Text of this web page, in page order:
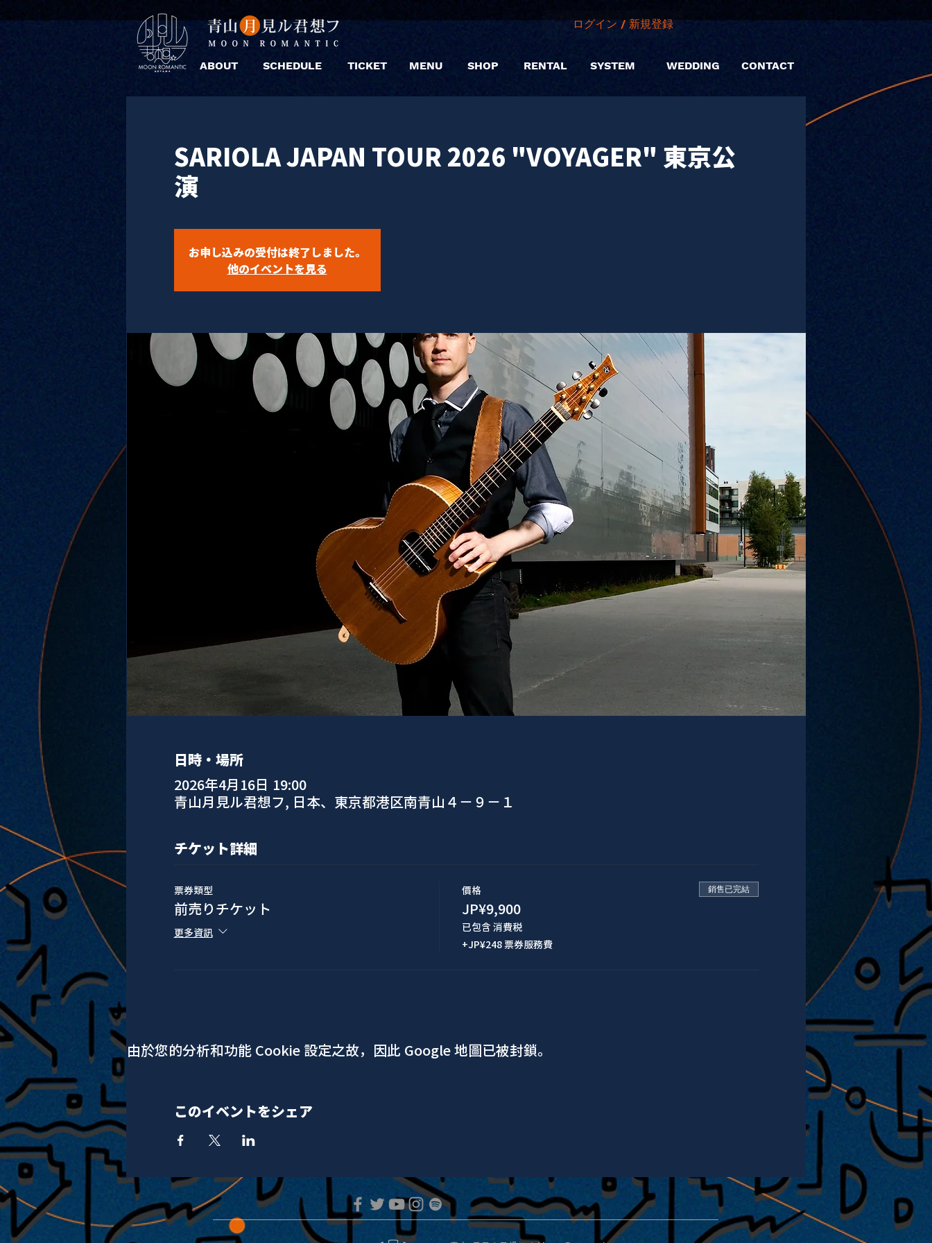
ABOUT SCHEDULE TICKET MENU SHOP
ログイン / 新規登録
RENTAL SYSTEM WEDDING CONTACT
SARIOLA JAPAN TOUR 2026 "VOYAGER" 東京公
演
お申し込みの受付は終了しました。
他のイベントを見る
日時・場所
2026年4月16日 19:00
青山月見ル君想フ, 日本、東京都港区南青山４−９−１
チケット詳細
票券類型
前売りチケット
更多資訊
價格
JP¥9,900
已包含 消費税
+JP¥248 票券服務費
銷售已完結
由於您的分析和功能 Cookie 設定之故，因此 Google 地圖已被封鎖。
このイベントをシェア